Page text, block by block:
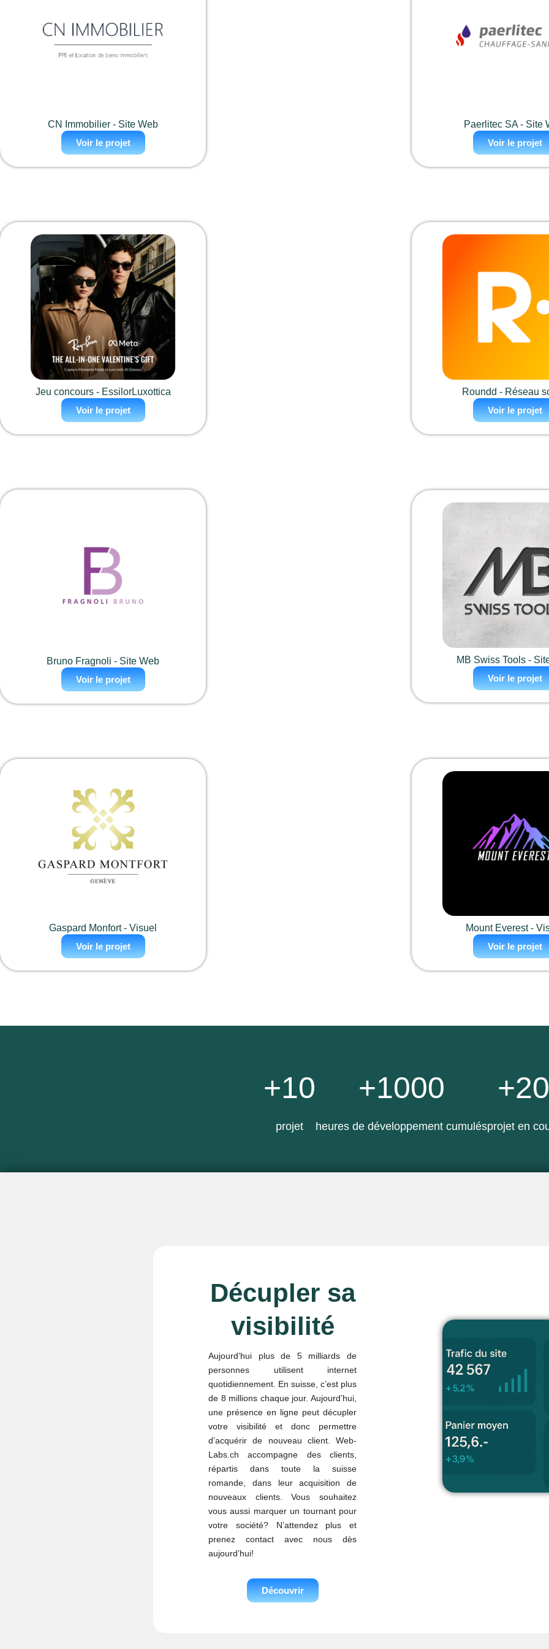
CN Immobilier - Site Web
Voir le projet
Paerlitec SA - Site
Voir le projet
Jeu concours - EssilorLuxottica
Voir le projet
Roundd - Réseau
Voir le projet
Bruno Fragnoli - Site Web
Voir le projet
MB Swiss Tools -
Voir le projet
Gaspard Monfort - Visuel
Voir le projet
Mount Everest -
Voir le projet
+10
projet
+1000
heures de développement cumulés
+20
projet en
Décupler sa
visibilité
Aujourd’hui plus de 5 milliards de
personnes utilisent internet
quotidiennement. En suisse, c’est plus
de 8 millions chaque jour. Aujourd’hui,
une présence en ligne peut décupler
votre visibilité et donc permettre
d’acquérir de nouveau client. Web-
Labs.ch accompagne des clients,
répartis dans toute la suisse
romande, dans leur acquisition de
nouveaux clients. Vous souhaitez
vous aussi marquer un tournant pour
votre société? N’attendez plus et
prenez contact avec nous dès
aujourd’hui!
Découvrir